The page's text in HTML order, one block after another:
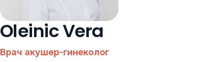
Oleinic Vera
Врач акушер-гинеколог